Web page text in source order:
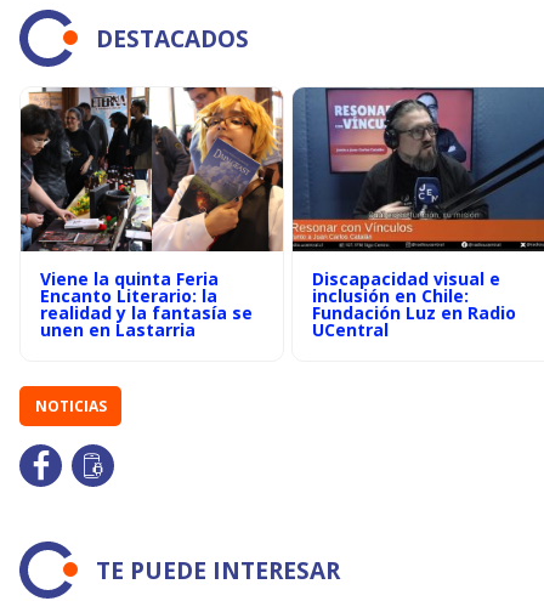
DESTACADOS
Viene la quinta Feria
Encanto Literario: la
realidad y la fantasía se
unen en Lastarria
Discapacidad visual e
inclusión en Chile:
Fundación Luz en Radio
UCentral
NOTICIAS
TE PUEDE INTERESAR